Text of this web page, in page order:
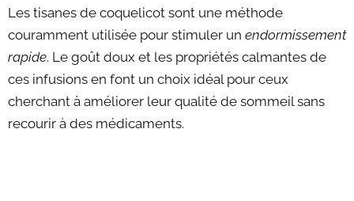
Les tisanes de coquelicot sont une méthode
couramment utilisée pour stimuler un endormissement
rapide. Le goût doux et les propriétés calmantes de
ces infusions en font un choix idéal pour ceux
cherchant à améliorer leur qualité de sommeil sans
recourir à des médicaments.